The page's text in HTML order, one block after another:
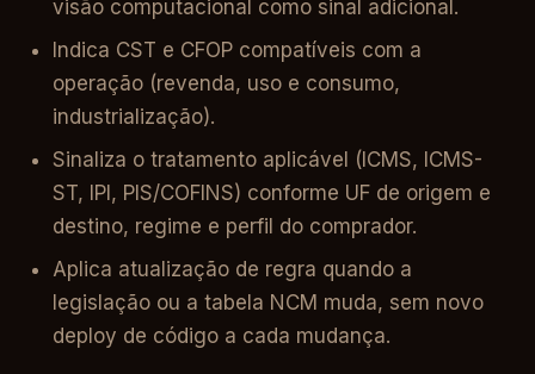
visão computacional como sinal adicional.
Indica CST e CFOP compatíveis com a
operação (revenda, uso e consumo,
industrialização).
Sinaliza o tratamento aplicável (ICMS, ICMS-
ST, IPI, PIS/COFINS) conforme UF de origem e
destino, regime e perfil do comprador.
Aplica atualização de regra quando a
legislação ou a tabela NCM muda, sem novo
deploy de código a cada mudança.